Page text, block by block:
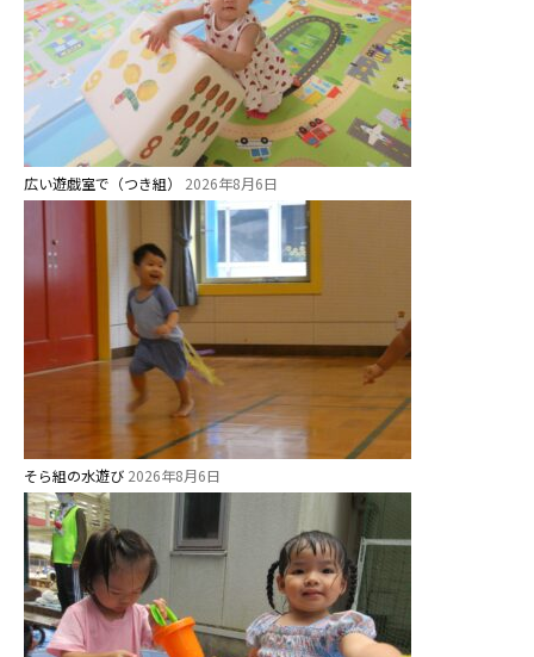
広い遊戯室で（つき組） 2026年8月6日
そら組の水遊び 2026年8月6日
園児募集要項
教職員募集
園のこと
安⼼・安全対策
給⾷
課外教室
理事長のことば
教育と保育
美⽊多幼稚園の理想
園の1⽇
年間⾏事
預かり保育［ヒラソル ]